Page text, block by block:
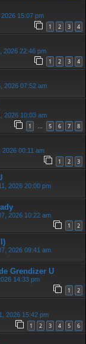
15:07 pm
1 2 3 4
2026 22:46 pm
1 2 3 4
2026 07:52 am
2026 10:03 am
1 … 5 6 7 8
2026 00:11 am
1 2 3
2026 20:00 pm
2026 10:22 am
1 2
2026 09:41 am
Grendizer U
14:33 pm
1 2
2026 15:42 pm
1 2 3 4 5 6